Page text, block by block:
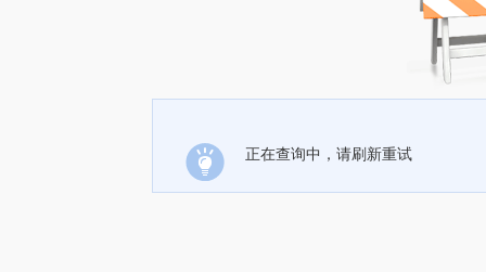
正在查询中，请刷新重试